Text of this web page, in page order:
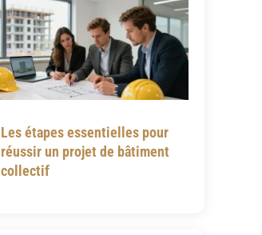
Les étapes essentielles pour
réussir un projet de bâtiment
collectif